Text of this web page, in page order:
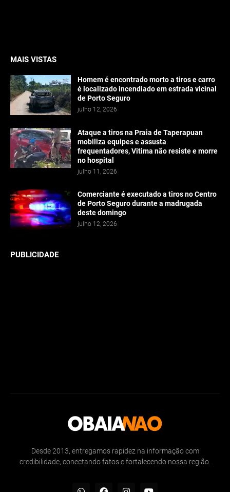
MAIS VISTAS
Homem é encontrado morto a tiros e carro
é localizado incendiado em estrada vicinal
de Porto Seguro
julho 12, 2026
Ataque a tiros na Praia de Taperapuan
mobiliza equipes e assusta
frequentadores, Vitima não resiste e morre
no hospital
julho 11, 2026
Comerciante é executado a tiros no Centro
de Porto Seguro durante a madrugada
deste domingo
julho 12, 2026
PUBLICIDADE
Desde 2013, entregamos rapidez na informação com
credibilidade, conectando fatos e fortalecendo nossa região.